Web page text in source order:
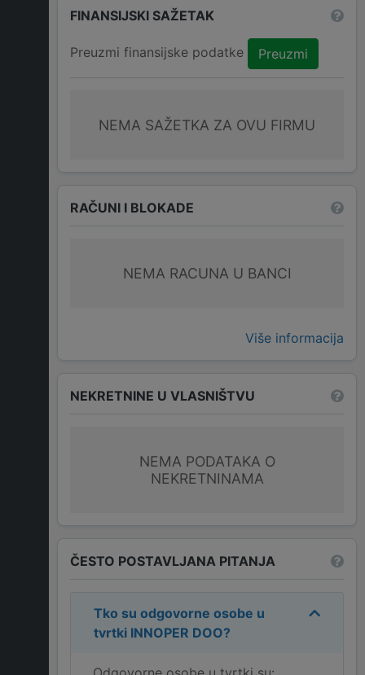
FINANSIJSKI SAŽETAK
Preuzmi finansijske podatke Preuzmi
NEMA SAŽETKA ZA OVU FIRMU
RAČUNI I BLOKADE
NEMA RACUNA U BANCI
Više informacija
NEKRETNINE U VLASNIŠTVU
NEMA PODATAKA O
NEKRETNINAMA
ČESTO POSTAVLJANA PITANJA
Tko su odgovorne osobe u
tvrtki INNOPER DOO?